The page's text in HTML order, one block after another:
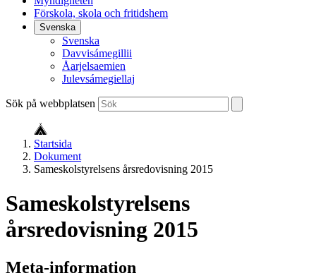
Förskola, skola och fritidshem
Svenska
Svenska
Davvisámegillii
Åarjelsaemien
Julevsámegiellaj
Sök på webbplatsen
Startsida
Dokument
Sameskolstyrelsens årsredovisning 2015
Sameskolstyrelsens
årsredovisning 2015
Meta-information